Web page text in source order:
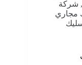
, شركة
مجاري